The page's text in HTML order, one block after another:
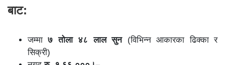
बाट:
जम्मा७ तोला ४८ लाल सुन(विभिन्न आकारका ढिक्का र
सिक्री)